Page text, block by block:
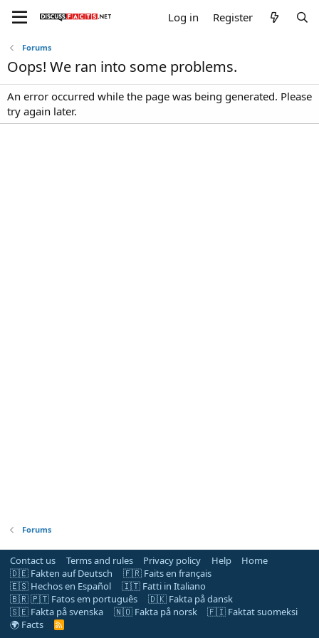
Log in Register
Forums
Oops! We ran into some problems.
An error occurred while the page was being generated. Please
try again later.
Forums
Contact us Terms and rules Privacy policy Help
Home
🇩🇪 Fakten auf Deutsch
🇫🇷 Faits en français
🇪🇸 Hechos en Español
🇮🇹 Fatti in Italiano
🇧🇷 🇵🇹 Fatos em português
🇩🇰 Fakta på dansk
🇸🇪 Fakta på svenska
🇳🇴 Fakta på norsk
🇫🇮 Faktat suomeksi
🌍 Facts
R